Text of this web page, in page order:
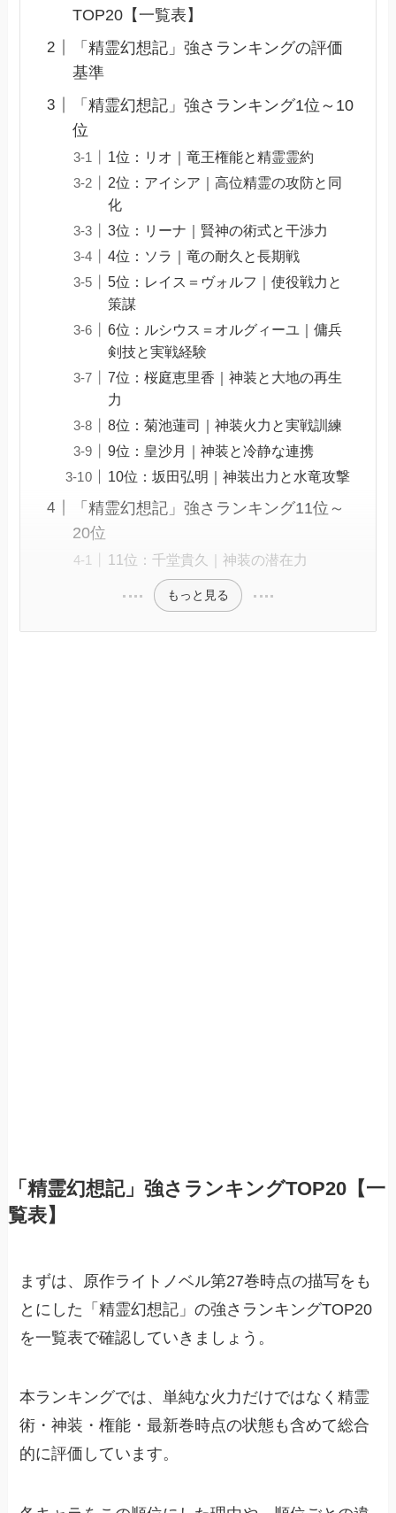
TOP20【一覧表】
「精霊幻想記」強さランキングの評価
基準
「精霊幻想記」強さランキング1位～10
位
1位：リオ｜竜王権能と精霊霊約
2位：アイシア｜高位精霊の攻防と同
化
3位：リーナ｜賢神の術式と干渉力
4位：ソラ｜竜の耐久と長期戦
5位：レイス＝ヴォルフ｜使役戦力と
策謀
6位：ルシウス＝オルグィーユ｜傭兵
剣技と実戦経験
7位：桜庭恵里香｜神装と大地の再生
力
8位：菊池蓮司｜神装火力と実戦訓練
9位：皇沙月｜神装と冷静な連携
10位：坂田弘明｜神装出力と水竜攻撃
「精霊幻想記」強さランキング11位～
20位
11位：千堂貴久｜神装の潜在力
もっと見る
「精霊幻想記」強さランキングTOP20【一
覧表】
まずは、原作ライトノベル第27巻時点の描写をも
とにした「精霊幻想記」の強さランキングTOP20
を一覧表で確認していきましょう。
本ランキングでは、単純な火力だけではなく精霊
術・神装・権能・最新巻時点の状態も含めて総合
的に評価しています。